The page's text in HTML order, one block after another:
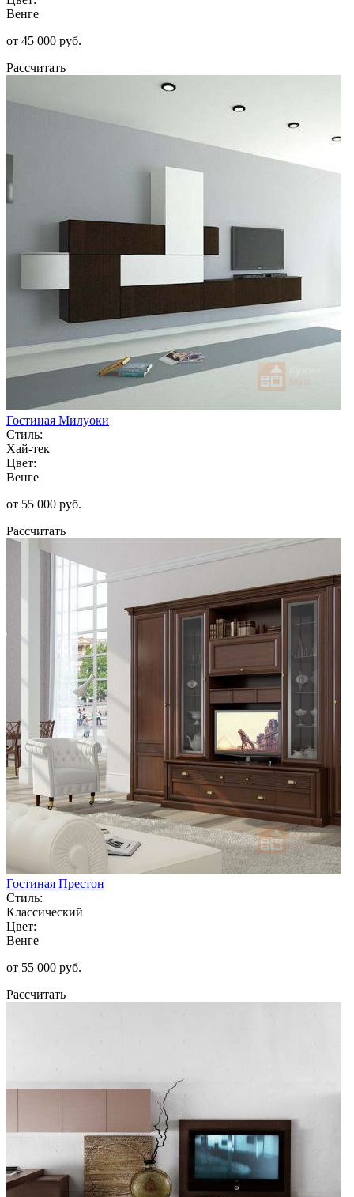
Венге
от 45 000 руб.
Рассчитать
Гостиная Милуоки
Стиль:
Хай-тек
Цвет:
Венге
от 55 000 руб.
Рассчитать
Гостиная Престон
Стиль:
Классический
Цвет:
Венге
от 55 000 руб.
Рассчитать